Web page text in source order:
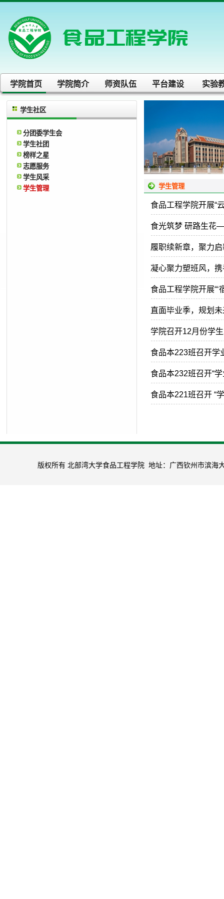
学院首页 学院简介 师资队伍 平台建设 实验
学生社区
分团委学生会
学生社团
榜样之星
志愿服务
学生风采
学生管理
学生管理
食品工程学院开展“
食光筑梦 研路生花
履职续新章，聚力
凝心聚力塑班风，
食品工程学院开展“‘
直面毕业季，规划
学院召开12月份学
食品本223班召开学
食品本232班召开“
食品本221班召开 “
版权所有 北部湾大学食品工程学院 地址：广西钦州市滨海